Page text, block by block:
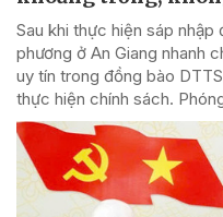
Sau khi thực hiện sáp
phương ở An Giang nhanh
uy tín trong đồng bào
thực hiện chính sách.